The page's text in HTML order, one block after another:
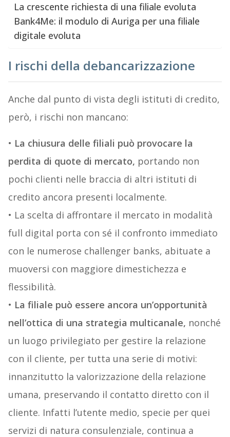
La crescente richiesta di una filiale evoluta
Bank4Me: il modulo di Auriga per una filiale
digitale evoluta
I rischi della debancarizzazione
Anche dal punto di vista degli istituti di credito,
però, i rischi non mancano:
• La chiusura delle filiali può provocare la
perdita di quote di mercato, portando non
pochi clienti nelle braccia di altri istituti di
credito ancora presenti localmente.
• La scelta di affrontare il mercato in modalità
full digital porta con sé il confronto immediato
con le numerose challenger banks, abituate a
muoversi con maggiore dimestichezza e
flessibilità.
• La filiale può essere ancora un’opportunità
nell’ottica di una strategia multicanale, nonché
un luogo privilegiato per gestire la relazione
con il cliente, per tutta una serie di motivi:
innanzitutto la valorizzazione della relazione
umana, preservando il contatto diretto con il
cliente. Infatti l’utente medio, specie per quei
servizi di natura consulenziale, continua a